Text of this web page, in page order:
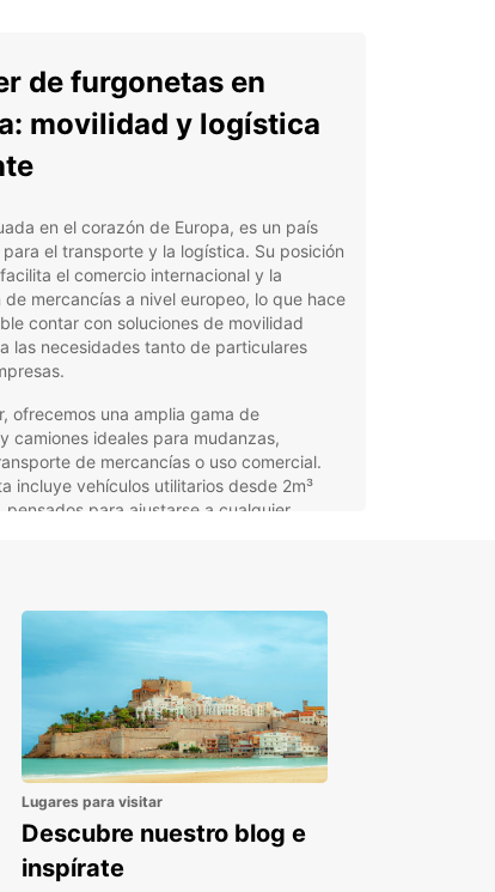
de furgonetas en
movilidad y logística
en el corazón de Europa, es un país
el transporte y la logística. Su posición
el comercio internacional y la
mercancías a nivel europeo, lo que hace
contar con soluciones de movilidad
las necesidades tanto de particulares
ofrecemos una amplia gama de
camiones ideales para mudanzas,
de mercancías o uso comercial.
incluye vehículos utilitarios desde 2m³
pensados para ajustarse a cualquier
y camiones con
en Bélgica
está diseñado para facilitar la
clientes particulares y profesionales, con
y adaptadas:
particulares y empresas, con una oferta
para negocios a través de EBSS (Europcar
Solutions).
Lugares para visitar
Descubre nuestro blog e
inspírate